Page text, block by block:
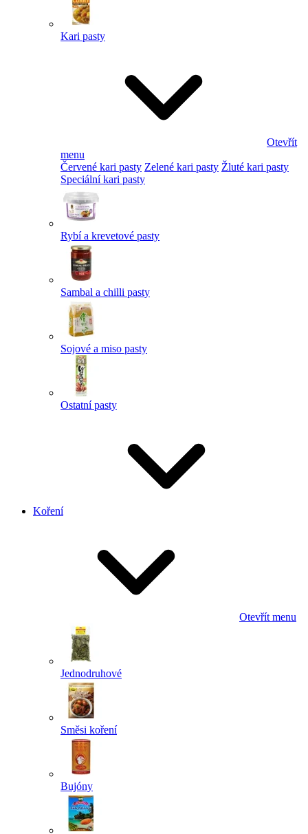
Kari pasty
Otevřít
menu
Červené kari pasty Zelené kari pasty Žluté kari pasty
Speciální kari pasty
Rybí a krevetové pasty
Sambal a chilli pasty
Sojové a miso pasty
Ostatní pasty
Koření
Otevřít menu
Jednodruhové
Směsi koření
Bujóny